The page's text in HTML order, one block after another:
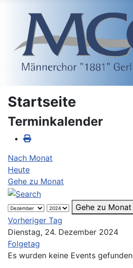
Startseite
Terminkalender
Nach Monat
Heute
Gehe zu Monat
Gehe zu Monat
Vorheriger Tag
Dienstag, 24. Dezember 2024
Folgetag
Es wurden keine Events gefunden